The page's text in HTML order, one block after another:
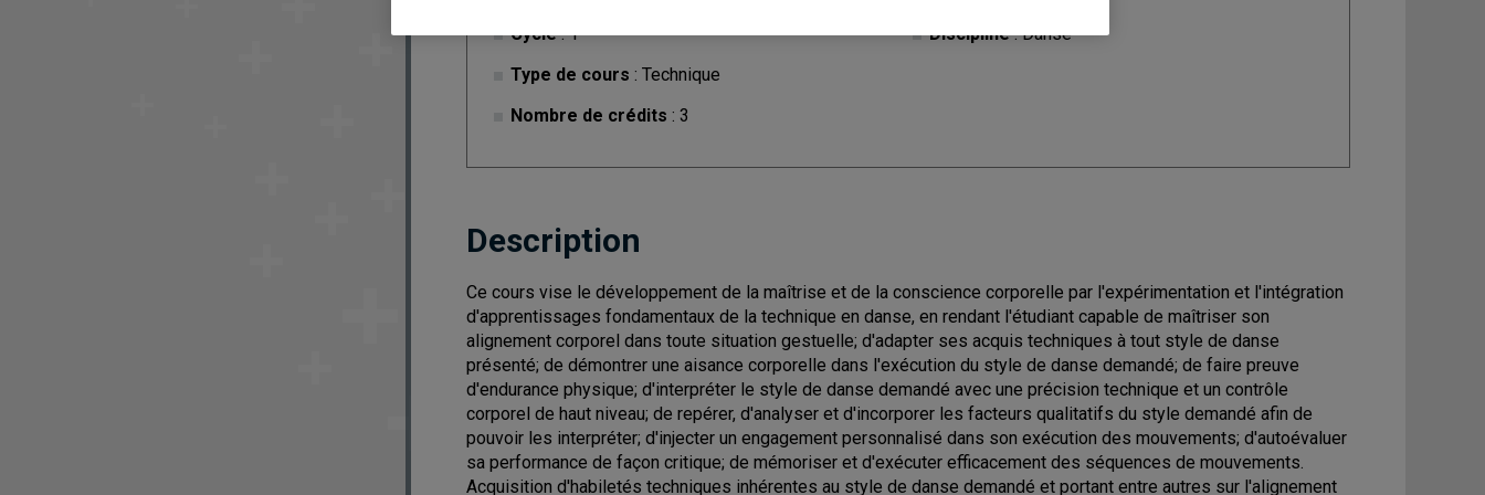
Cycle: 1
Type de cours : Technique
Nombre de crédits : 3
Discipline: Danse
Description
Ce cours vise le développement de la maîtrise et de la conscience corporelle par l'expérimentation et l'intégration
d'apprentissages fondamentaux de la technique en danse, en rendant l'étudiant capable de maîtriser son
alignement corporel dans toute situation gestuelle; d'adapter ses acquis techniques à tout style de danse
présenté; de démontrer une aisance corporelle dans l'exécution du style de danse demandé; de faire preuve
d'endurance physique; d'interpréter le style de danse demandé avec une précision technique et un contrôle
corporel de haut niveau; de repérer, d'analyser et d'incorporer les facteurs qualitatifs du style demandé afin de
pouvoir les interpréter; d'injecter un engagement personnalisé dans son exécution des mouvements; d'autoévaluer
sa performance de façon critique; de mémoriser et d'exécuter efficacement des séquences de mouvements.
Acquisition d'habiletés techniques inhérentes au style de danse demandé et portant entre autres sur l'alignement